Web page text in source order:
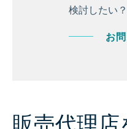
検討したい？
お